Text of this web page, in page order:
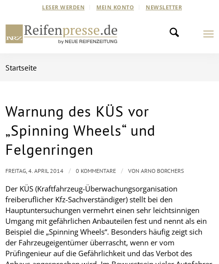
LESER WERDEN MEIN KONTO NEWSLETTER
Startseite
Warnung des KÜS vor
„Spinning Wheels“ und
Felgenringen
Der KÜS (Kraftfahrzeug-Überwachungsorganisation
freiberuflicher Kfz-Sachverständiger) stellt bei den
Hauptuntersuchungen vermehrt einen sehr leichtsinnigen
Umgang mit gefährlichen Anbauteilen fest und nennt als ein
Beispiel die „Spinning Wheels“. Besonders häufig zeigt sich
der Fahrzeugeigentümer überrascht, wenn er vom
Prüfingenieur auf die Gefährlichkeit und das Verbot des
FREITAG, 4. APRIL 2014 / 0 KOMMENTARE / VONARNO BORCHERS